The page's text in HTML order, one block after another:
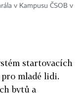
v Kampusu ČSOB v
startovacích
pro mladé lidi.
bytů a